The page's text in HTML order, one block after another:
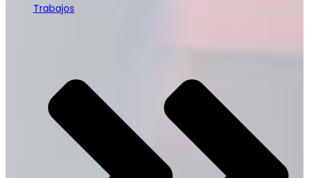
Trabajos